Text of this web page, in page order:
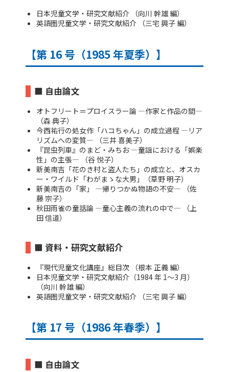
日本児童文学・研究文献紹介 （向川 幹雄 編）
英語圏児童文学・研究文献紹介 （三宅 興子 編）
【第 16 号（1985 年夏季）】
■ 自由論文
オトフリート＝プロイスラー論 ―作家と作品の間―
（森 典子）
今西祐行の処女作「ハコちゃん」の成立過程 ―リア
リズムへの変質― （三井 喜美子）
『昆虫列車』のまど・みちお ―童謡における「娯楽
性」の主張― （谷 悦子）
新美南吉「花のき村と盗人たち」の成立と、オスカ
ー・ワイルド「わがまゝな大男」（草野 明子）
新美南吉の「家」 ―帰りつかぬ物語の不安― （佐
藤 宗子）
秋田雨雀の童話論 ―童心主義の流れの中で― （上
田 信道）
■ 資料・研究文献紹介
『現代児童文化講座』総目次 （根本 正義 編）
日本児童文学・研究文献紹介（1984 年 1～3 月）
（向川 幹雄 編）
英語圏児童文学・研究文献紹介 （三宅 興子 編）
【第 17 号（1986 年春季）】
■ 自由論文